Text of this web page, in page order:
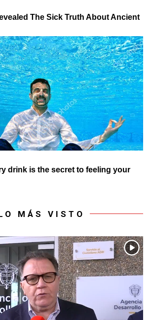
MÁS VISTO